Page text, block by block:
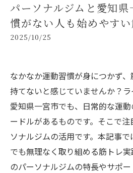
パーソナルジムと愛知
慣がない人も始めやす
2025/10/25
なかなか運動習慣が身につかず
持てないと感じていませんか？
愛知県一宮市でも、日常的な運
ードルがあるものです。そこで
ソナルジムの活用です。本記事
でも無理なく取り組める筋トレ
のパーソナルジムの特長やサポ